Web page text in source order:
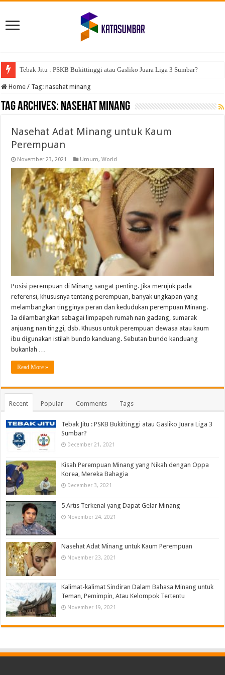
Tebak Jitu : PSKB Bukittinggi atau Gasliko Juara Liga 3 Sumbar?
Home / Tag:nasehat minang
Tag Archives: nasehat minang
Nasehat Adat Minang untuk Kaum
Perempuan
November 23, 2021 Umum,World
Posisi perempuan di Minang sangat penting. Jika merujuk pada
referensi, khususnya tentang perempuan, banyak ungkapan yang
melambangkan tingginya peran dan kedudukan perempuan Minang.
Ia dilambangkan sebagai limpapeh rumah nan gadang, sumarak
anjuang nan tinggi, dsb. Khusus untuk perempuan dewasa atau kaum
ibu digunakan istilah bundo kanduang. Sebutan bundo kanduang
bukanlah …
Read More »
Recent Popular Comments Tags
Tebak Jitu : PSKB Bukittinggi atau Gasliko Juara Liga 3
Sumbar?
December 21, 2021
Kisah Perempuan Minang yang Nikah dengan Oppa
Korea, Mereka Bahagia
December 3, 2021
5 Artis Terkenal yang Dapat Gelar Minang
November 24, 2021
Nasehat Adat Minang untuk Kaum Perempuan
November 23, 2021
Kalimat-kalimat Sindiran Dalam Bahasa Minang untuk
Teman, Pemimpin, Atau Kelompok Tertentu
November 19, 2021